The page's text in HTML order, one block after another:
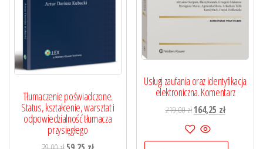
Tłumaczenie poświadczone.
Status, kształcenie, warsztat i
odpowiedzialność tłumacza
przysięgłego
Usługi zaufania oraz identyfikacja
elektroniczna. Komentarz
219,00złPierwotna
cena
wynosiła:
164,25 złAktualna